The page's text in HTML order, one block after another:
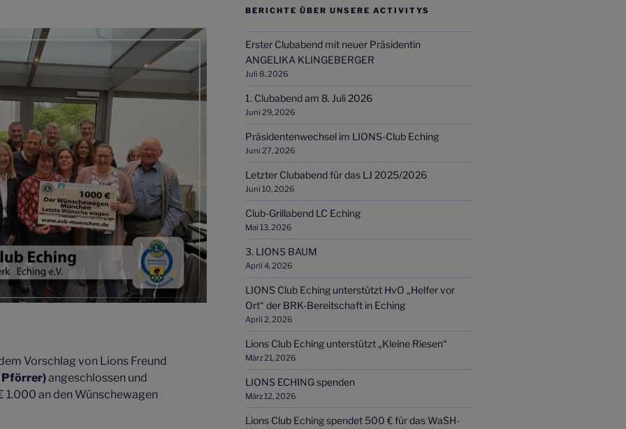
Vorschlag von Lions Freund
Pförrer)angeschlossen und
an den Wünschewagen
BERICHTE ÜBER UNSERE ACTIVITYS
Erster Clubabend mit neuer Präsidentin
ANGELIKA KLINGEBERGER
Juli 8, 2026
1. Clubabend am 8. Juli 2026
Juni 29, 2026
Präsidentenwechsel im LIONS-Club Eching
Juni 27, 2026
Letzter Clubabend für das LJ 2025/2026
Juni 10, 2026
Club-Grillabend LC Eching
Mai 13, 2026
3. LIONS BAUM
April 4, 2026
LIONS Club Eching unterstützt HvO „Helfer vor
Ort“ der BRK-Bereitschaft in Eching
April 2, 2026
Lions Club Eching unterstützt „Kleine Riesen“
März 21, 2026
LIONS ECHING spenden
März 12, 2026
Lions Club Eching spendet 500 € für das WaSH-